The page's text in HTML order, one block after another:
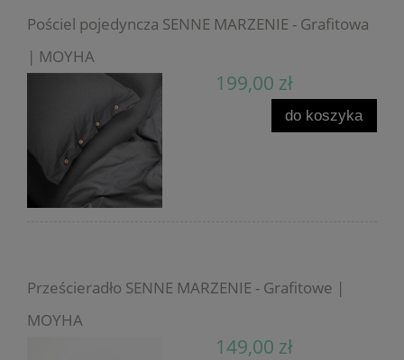
Pościel pojedyncza SENNE MARZENIE - Grafitowa
| MOYHA
199,00 zł
do koszyka
Prześcieradło SENNE MARZENIE - Grafitowe |
MOYHA
149,00 zł